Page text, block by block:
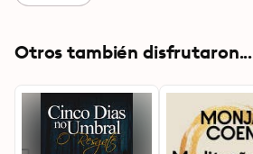
Otros también disfrutaron...